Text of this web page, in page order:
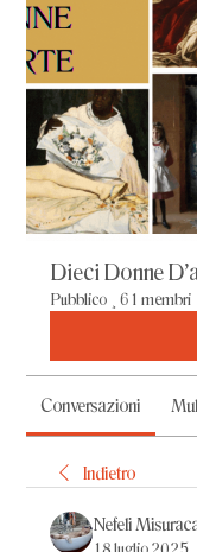
Dieci Donne
Pubblico 61 membri
Conversazioni
Indietro
Nefeli